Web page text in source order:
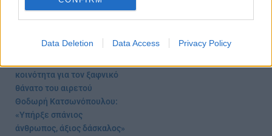
Data Deletion Data Access Privacy Policy
κοινότητα για τον ξαφνικό
θάνατο του αιρετού
Θοδωρή Κατσωνόπουλου:
«Υπήρξε σπάνιος
άνθρωπος, άξιος δάσκαλος»
22/07/2026 - 09:59